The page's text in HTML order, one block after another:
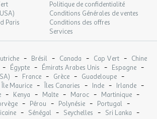
: 2
: acceptés sous conditions
/hébergement
Retour le
17/09/2026
18/09/2026
/hébergement
Retour le
19/09/2026
Paris
Politique de confidentialité
Conditions Générales de ventes
Conditions des offres
Services
- Brésil - Canada - Cap Vert - Chine
- Égypte - Émirats Arabes Unis - Espagne -
- France - Grèce - Guadeloupe -
Île Maurice - Îles Canaries - Inde - Irlande -
- Kenya - Malte - Maroc - Martinique -
- Pérou - Polynésie - Portugal -
- Sénégal - Seychelles - Sri Lanka -